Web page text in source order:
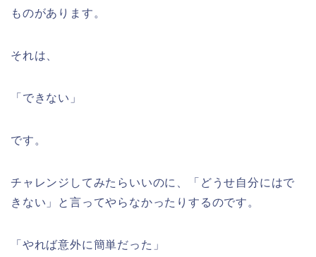
ものがあります。
それは、
「できない」
です。
チャレンジしてみたらいいのに、「どうせ自分にはで
きない」と言ってやらなかったりするのです。
「やれば意外に簡単だった」